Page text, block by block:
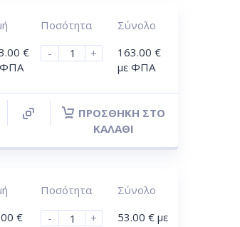
€
ΦΠΑ
Ποσότητα
-
+
Σύνολο
163.00€
με ΦΠΑ
ΠΡΟΣΘΉΚΗ ΣΤΟ
ΚΑΛΆΘΙ
€
Ποσότητα
-
+
Σύνολο
53.00€ με